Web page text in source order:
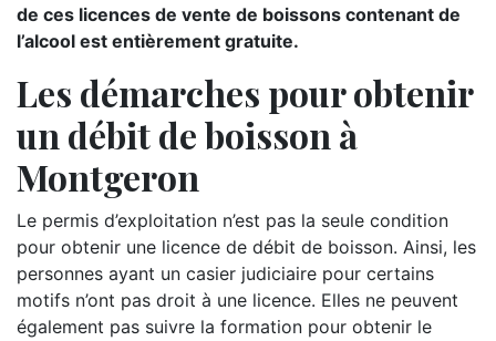
de ces licences de vente de boissons contenant de
l’alcool est entièrement gratuite.
Les démarches pour obtenir
un débit de boisson à
Montgeron
Le permis d’exploitation n’est pas la seule condition
pour obtenir une licence de débit de boisson. Ainsi, les
personnes ayant un casier judiciaire pour certains
motifs n’ont pas droit à une licence. Elles ne peuvent
également pas suivre la formation pour obtenir le